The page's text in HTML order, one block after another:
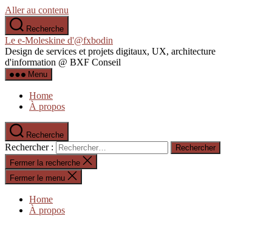
Aller au contenu
Recherche
Le e-Moleskine d'@fxbodin
Design de services et projets digitaux, UX, architecture
d'information @ BXF Conseil
Menu
Home
À propos
Recherche
Rechercher :
Fermer la recherche
Fermer le menu
Home
À propos